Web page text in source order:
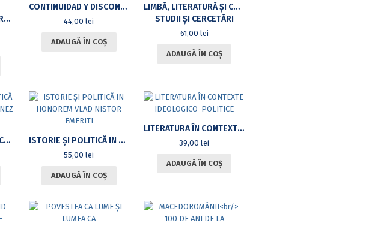
IMNUL ACATIST ÎN LITERATURA ROMÂNĂ DIN VEACUL AL XVII-LEA
CONTINUIDAD Y DISCONTINUIDAD EN EL ESPACIO IBEROAMERICANO
44,00lei
ADAUGĂ ÎN COȘ
LIMBĂ, LITERATURĂ ȘI CULTURĂ
STUDII ȘI CERCETĂRI
61,00 lei
ADAUGĂ ÎN COȘ
SUBVERSIUNE ȘI CRITICĂ SOCIALĂ ÎN TEATRUL CHINEZ DIN SECOLUL XXI ISTORIE ȘI POLITICĂ IN HONOREM VLAD NISTOR EMERITI
55,00lei
ADAUGĂ ÎN COȘ
LITERATURA ÎN CONTEXTE IDEOLOGICO-POLITICE
39,00lei
ADAUGĂ ÎN COȘ